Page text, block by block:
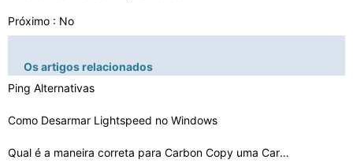
Próximo : No
Os artigos relacionados
Ping Alternativas
Como Desarmar Lightspeed no Windows
Qual é a maneira correta para Carbon Copy uma Carta